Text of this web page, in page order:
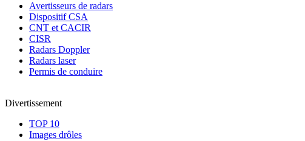
Avertisseurs de radars
Dispositif CSA
CNT et CACIR
CISR
Radars Doppler
Radars laser
Permis de conduire
Divertissement
TOP 10
Images drôles